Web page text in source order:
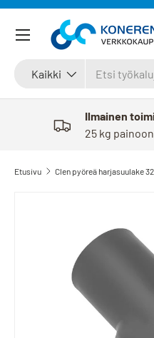
Siirry sisältöön
Kaikki
Ilmainen
25 kg
Etusivu Clen pyöreä harjasuulake